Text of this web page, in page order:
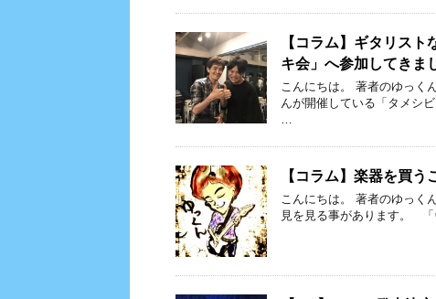
【コラム】ギタリス
キ会」へ参加してきま
こんにちは。 著者のゆっく
んが開催している「タメシ
…
【コラム】楽器を買う
こんにちは。 著者のゆっく
見を見る事があります。